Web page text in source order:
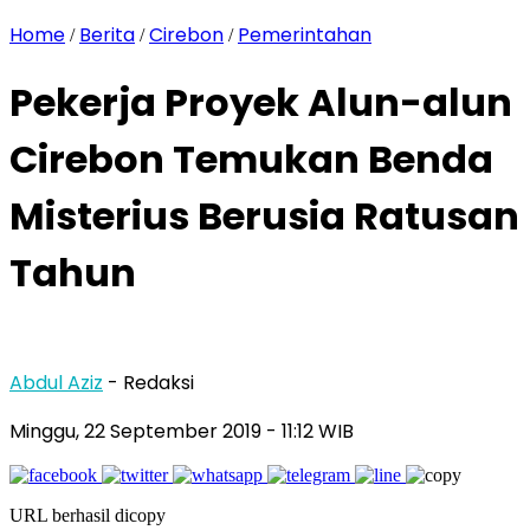
Home / Berita /Cirebon / Pemerintahan
Pekerja Proyek Alun-alun
Cirebon Temukan Benda
Misterius Berusia Ratusan
Tahun
Abdul Aziz - Redaksi
Minggu, 22 September 2019 - 11:12 WIB
URL berhasil dicopy